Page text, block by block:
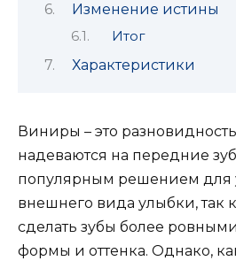
Изменение истины
Итог
Характеристики
Виниры – это
надеваются на передние
популярным решением для
внешнего вида улыбки, так
сделать зубы более
формы и оттенка. Однако,